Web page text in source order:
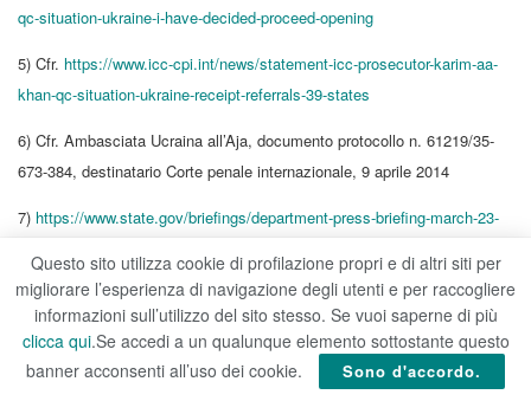
qc-situation-ukraine-i-have-decided-proceed-opening
5) Cfr. https://www.icc-cpi.int/news/statement-icc-prosecutor-karim-aa-
khan-qc-situation-ukraine-receipt-referrals-39-states
6) Cfr. Ambasciata Ucraina all’Aja, documento protocollo n. 61219/35-
673-384, destinatario Corte penale internazionale, 9 aprile 2014
7) https://www.state.gov/briefings/department-press-briefing-march-23-
8)Statuto di Roma, preambolo, 17 luglio 1998
9)Cfr. https://globaljustice.queenslaw.ca/news/immunity-and-impunity-
personal-immunities-and-the-international-criminal-court
Questo sito utilizza cookie di profilazione propri e di altri siti per
migliorare l’esperienza di navigazione degli utenti e per raccogliere
informazioni sull’utilizzo del sito stesso. Se vuoi saperne di più
clicca qui.Se accedi a un qualunque elemento sottostante questo
banner acconsenti all’uso dei cookie.
Sono d'accordo.